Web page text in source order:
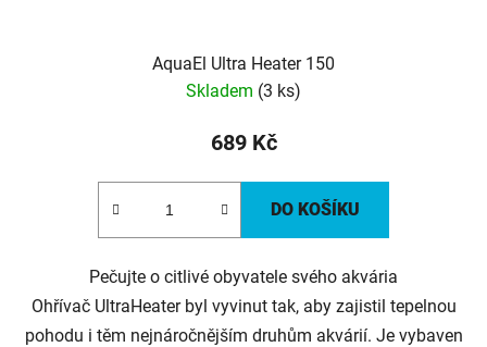
AquaEl Ultra Heater 150
Skladem (3 ks)
689 Kč
DO KOŠÍKU
Pečujte o citlivé obyvatele svého akvária
Ohřívač UltraHeater byl vyvinut tak, aby zajistil tepelnou
pohodu i těm nejnáročnějším druhům akvárií. Je vybaven